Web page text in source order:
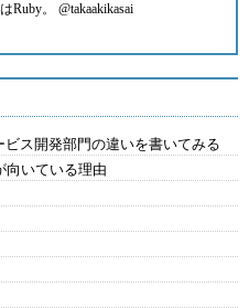
Ruby。 @takaakikasai
ス開発部門の違いを書いてみる
向いている理由